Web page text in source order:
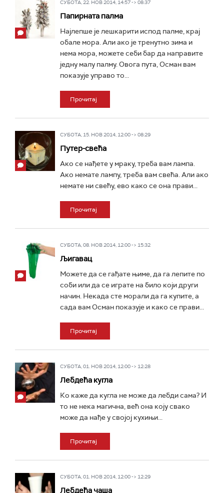
СУБОТА, 22. НОВ 2014, 14:57 -> 08:37
Папирната палма
Најлепше је лешкарити испод палме, крај
обале мора. Али ако је тренутно зима и
нема мора, можете себи бар да направите
једну малу палму. Овога пута, Осман вам
показује управо то...
Прочитај
СУБОТА, 15. НОВ 2014, 12:00 -> 08:29
Путер-свећа
Ако се нађете у мраку, треба вам лампа.
Ако немате лампу, треба вам свећа. Али ако
немате ни свећу, ево како се она прави...
Прочитај
СУБОТА, 08. НОВ 2014, 12:00 -> 15:32
Љигавац
Можете да се гађате њиме, да га лепите по
соби или да се играте на било који други
начин. Некада сте морали да га купите, а
сада вам Осман показује и како се прави...
Прочитај
СУБОТА, 01. НОВ 2014, 12:00 -> 12:28
Лебдећа кугла
Ко каже да кугла не може да лебди сама? И
то не нека магична, већ она коју свако
може да нађе у својој кухињи...
Прочитај
СУБОТА, 01. НОВ 2014, 12:00 -> 12:29
Лебдећа чаша